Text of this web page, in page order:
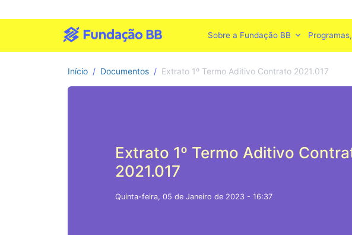
Sobre a Fundação BB
Início Documentos Extrato 1º Termo Aditivo Contrato 2021.017
Extrato 1º Termo Aditivo
2021.017
Quinta-feira, 05 de Janeiro de 2023 - 16:37